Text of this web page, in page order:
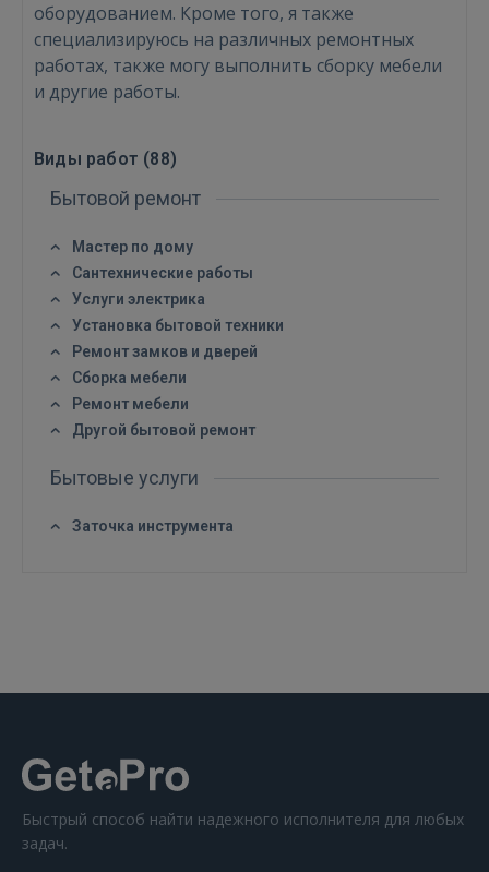
FACEBOOK
оборудованием. Кроме того, я также
специализируюсь на различных ремонтных
работах, также могу выполнить сборку мебели
и другие работы.
Виды работ (88)
Бытовой ремонт
Мастер по дому
Сантехнические работы
Услуги электрика
Установка бытовой техники
Ремонт замков и дверей
Сборка мебели
Ремонт мебели
Другой бытовой ремонт
Бытовые услуги
Заточка инструмента
Быстрый способ найти надежного исполнителя для любых
задач.